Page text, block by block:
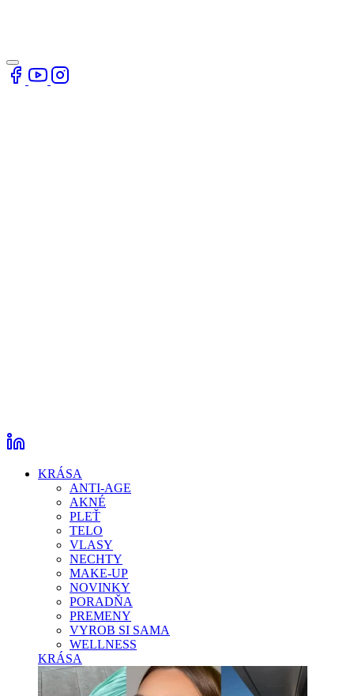
KRÁSA
ANTI-AGE
AKNÉ
PLEŤ
TELO
VLASY
NECHTY
MAKE-UP
NOVINKY
PORADŇA
PREMENY
VYROB SI SAMA
WELLNESS
KRÁSA